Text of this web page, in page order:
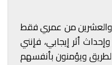
من عمري فقط
أثر إيجابي، فإنني
ويؤمنون بأنفسهم